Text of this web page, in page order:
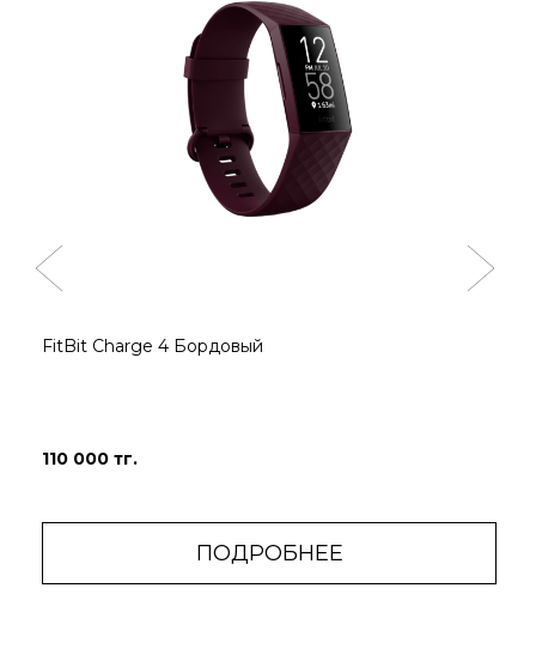
FitBit Charge 4 Бордовый
110 000 тг.
ПОДРОБНЕЕ